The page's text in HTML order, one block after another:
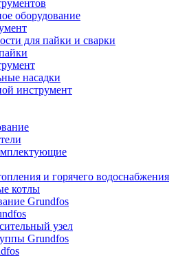
оборудование
для пайки и сварки
насадки
инструмент
и горячего водоснабжения
котлы
Grundfos
узел
Grundfos